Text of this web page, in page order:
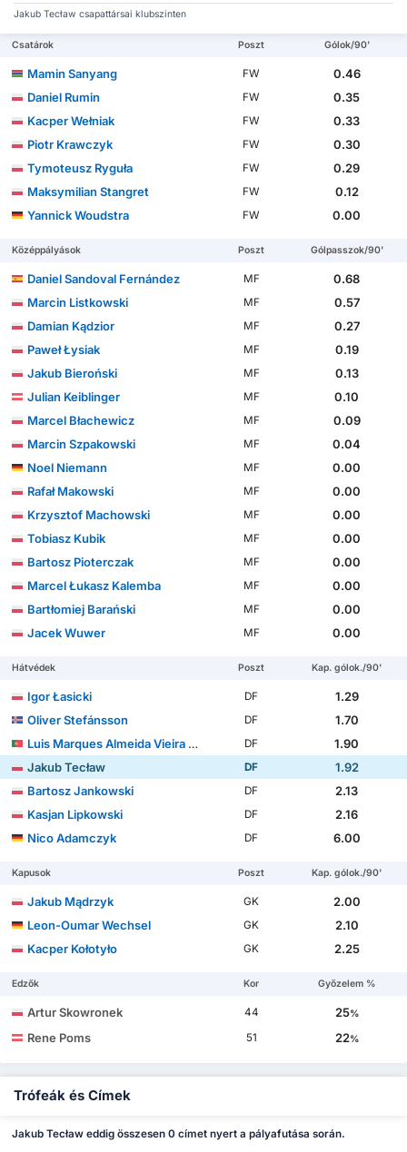
Jakub Tecław csapattársai klubszinten
Csatárok Poszt Gólok/90'
Mamin Sanyang FW
0.46
Daniel Rumin
FW
0.35
Kacper Wełniak
FW
0.33
Piotr Krawczyk
FW
0.30
Tymoteusz Ryguła
FW
0.29
Maksymilian Stangret
FW
0.12
Yannick Woudstra
FW 0.00
Középpályások Poszt Gólpasszok/90'
Daniel Sandoval Fernández MF
0.68
Marcin Listkowski
MF
0.57
Damian Kądzior
MF
0.27
Paweł Łysiak
MF
0.19
Jakub Bieroński
MF
0.13
Julian Keiblinger
MF
0.10
Marcel Błachewicz
MF
0.09
Marcin Szpakowski
MF
0.04
Noel Niemann
MF
0.00
Rafał Makowski
MF
0.00
Krzysztof Machowski
MF
0.00
Tobiasz Kubik
MF
0.00
Bartosz Pioterczak
MF
0.00
Marcel Łukasz Kalemba
MF
0.00
Bartłomiej Barański
MF
0.00
Jacek Wuwer
MF 0.00
Hátvédek Poszt Kap. gólok./90'
Igor Łasicki DF
1.29
Oliver Stefánsson
DF
1.70
Luis Marques Almeida Vieira Silva
DF
1.90
Jakub Tecław
DF
1.92
Bartosz Jankowski
DF
2.13
Kasjan Lipkowski
DF
2.16
Nico Adamczyk
DF 6.00
Kapusok Poszt Kap. gólok./90'
Jakub Mądrzyk GK
2.00
Leon-Oumar Wechsel
GK
2.10
Kacper Kołotyło
GK 2.25
Edzők Kor Győzelem %
Artur Skowronek 44 25%
Rene Poms 51 22%
Trófeák és Címek
Jakub Tecław eddig összesen 0 címet nyert a pályafutása során.